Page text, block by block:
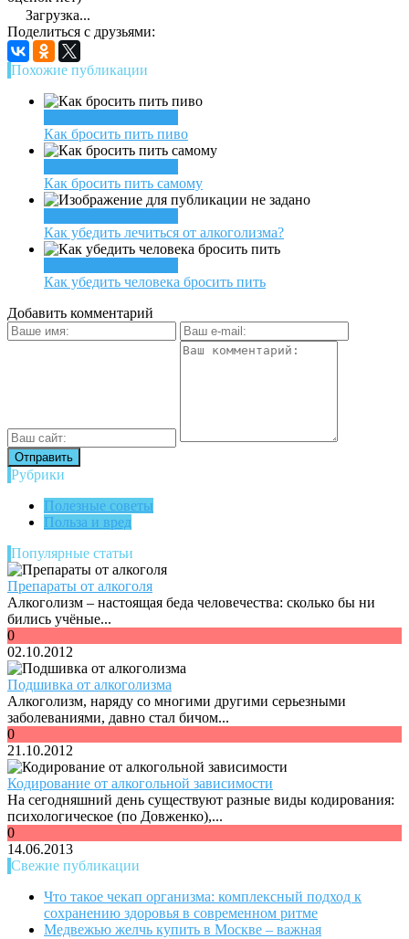
Загрузка...
Поделиться с друзьями:
Похожие публикации
Как бросить пить пиво
Как бросить пить самому
Как убедить лечиться от алкоголизма?
Как убедить человека бросить пить
Добавить комментарий
Рубрики
Полезные советы
Польза и вред
Популярные статьи
Препараты от алкоголя
Алкоголизм – настоящая беда человечества: сколько бы ни
бились учёные...
0
02.10.2012
Подшивка от алкоголизма
Алкоголизм, наряду со многими другими серьезными
заболеваниями, давно стал бичом...
0
21.10.2012
Кодирование от алкогольной зависимости
На сегодняшний день существуют разные виды кодирования:
психологическое (по Довженко),...
0
14.06.2013
Свежие публикации
Что такое чекап организма: комплексный подход к
сохранению здоровья в современном ритме
Медвежью желчь купить в Москве – важная